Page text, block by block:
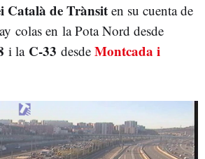
Català de Trànsit en su cuenta de
colas en la Pota Nord desde
i la C-33 desde Montcada i